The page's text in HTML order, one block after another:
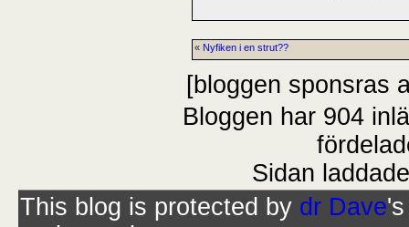
« Nyfiken i en strut??
[bloggen sponsras
Bloggen har 904
Sidan
This blog is protected by dr Dave